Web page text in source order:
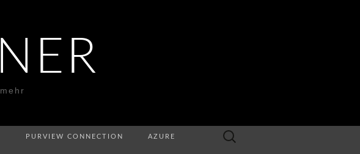
PURVIEW CONNECTION AZURE
Suchen